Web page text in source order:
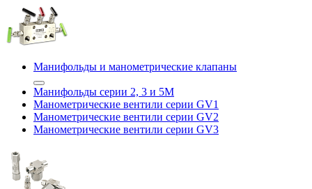
Манифольды и манометрические клапаны
Манифольды серии 2, 3 и 5М
Манометрические вентили серии GV1
Манометрические вентили серии GV2
Манометрические вентили серии GV3